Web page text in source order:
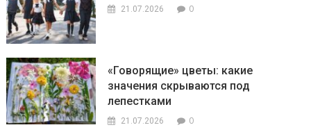
21.07.2026 0
«Говорящие» цветы: какие
значения скрываются под
лепестками
21.07.2026 0